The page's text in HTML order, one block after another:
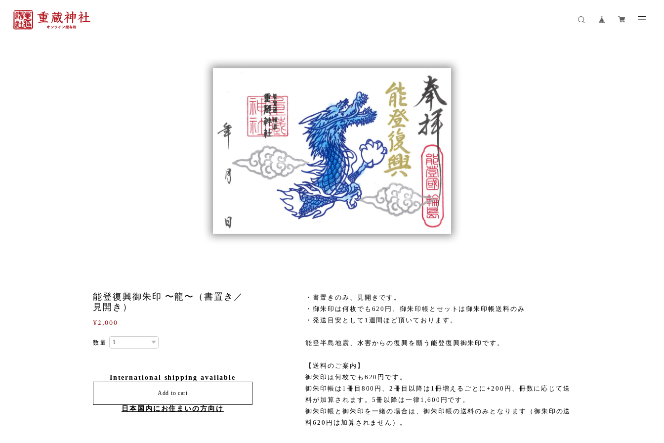
能登復興御朱印 〜龍〜（書置き／
見開き）
¥2,000
数量
International shipping available
Add to cart
日本国内にお住まいの方向け
・書置きのみ、見開きです。
・御朱印は何枚でも620円、御朱印帳とセットは御朱印帳送料のみ
・発送目安として1週間ほど頂いております。
能登半島地震、水害からの復興を願う能登復興御朱印です。
【送料のご案内】
御朱印は何枚でも620円です。
御朱印帳は1冊目800円、2冊目以降は1冊増えるごとに+200円、冊数に応じて送
料が加算されます。5冊以降は一律1,600円です。
御朱印帳と御朱印を一緒の場合は、御朱印帳の送料のみとなります（御朱印の送
料620円は加算されません）。